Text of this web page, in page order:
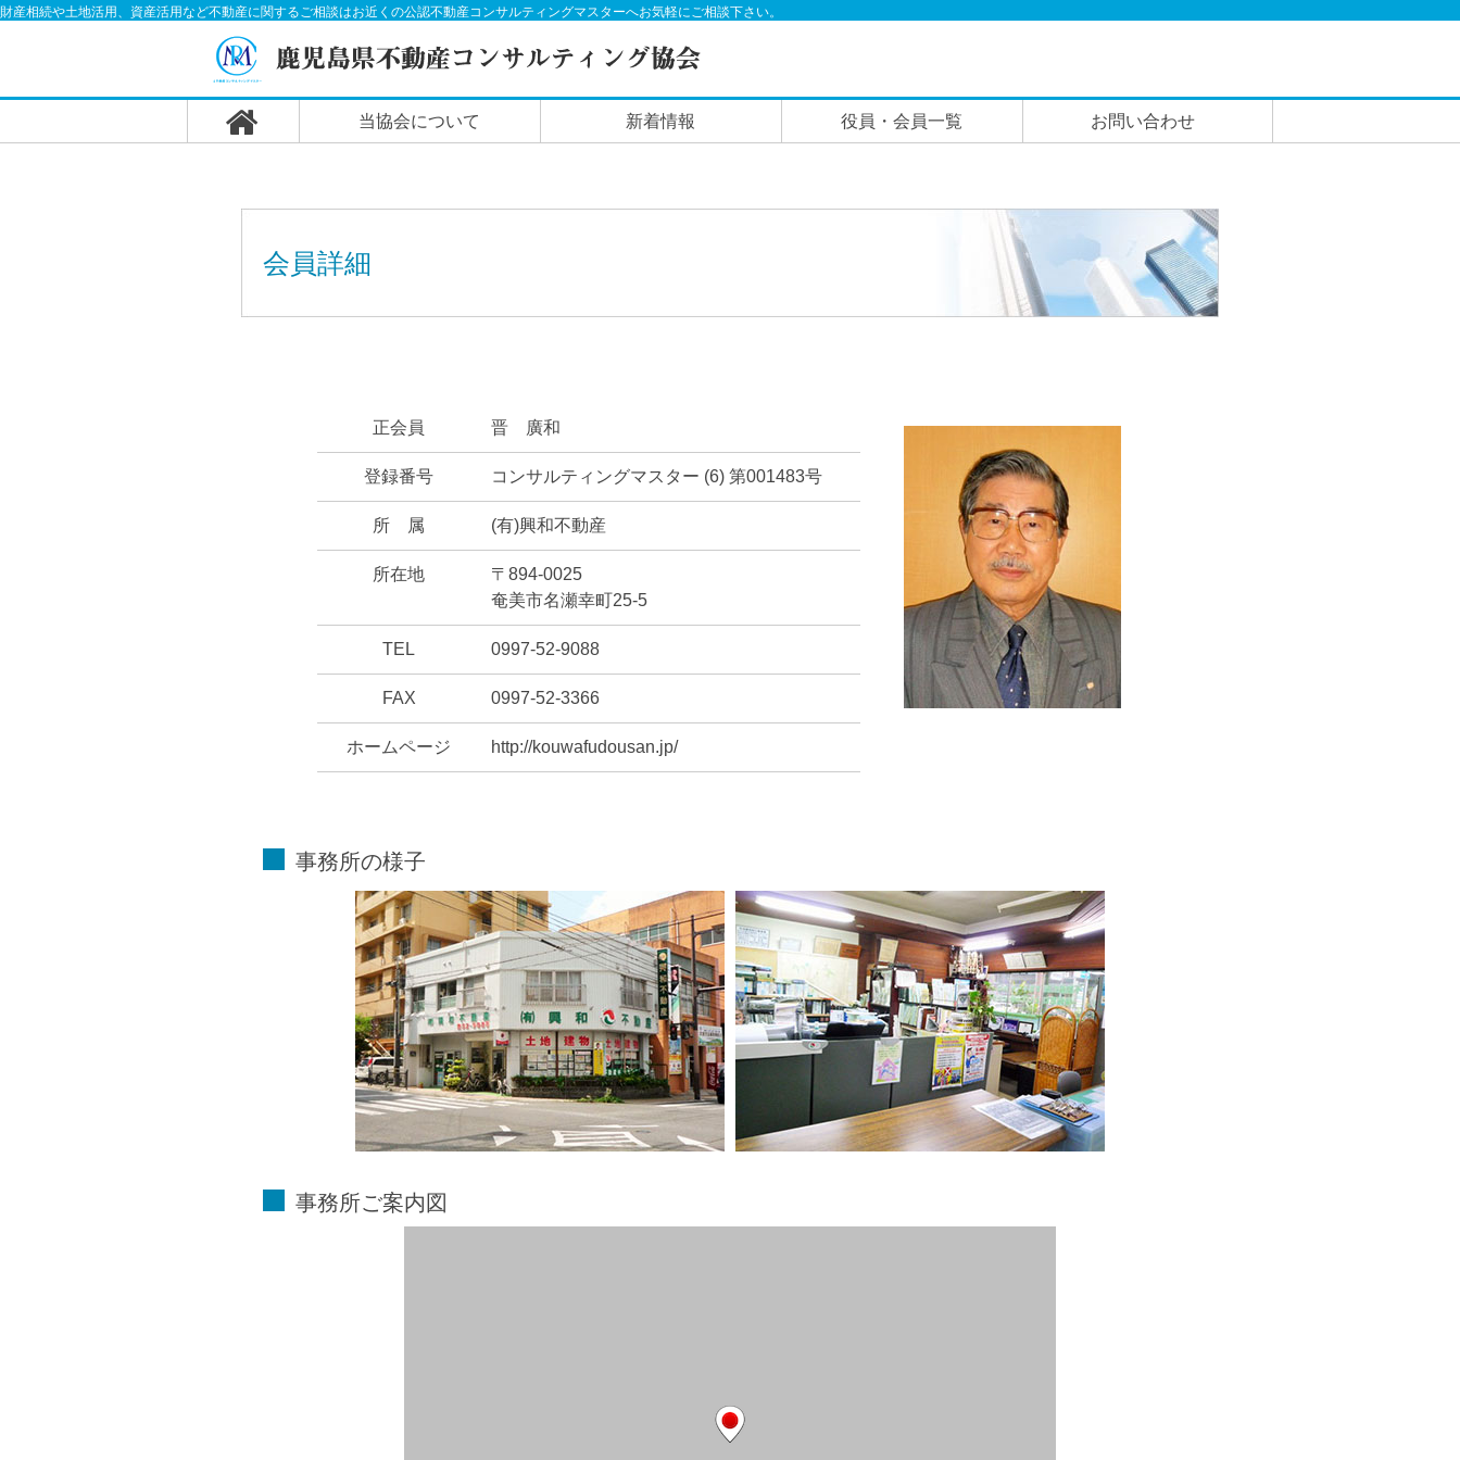
財産相続や土地活用、資産活用など不動産に関するご相談はお近くの公認不動産コンサルティングマスターへお気軽にご相談下さい。
当協会について 新着情報 役員・会員一覧 お問い合わせ
会員詳細
正会員 晋 廣和
登録番号 コンサルティングマスター (6) 第001483号
所 属 (有)興和不動産
所在地
〒894-0025
奄美市名瀬幸町25-5
TEL 0997-52-9088
FAX 0997-52-3366
ホームページ http://kouwafudousan.jp/
事務所の様子
事務所ご案内図